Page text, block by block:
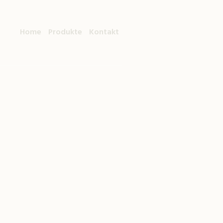
Home Produkte Kontakt